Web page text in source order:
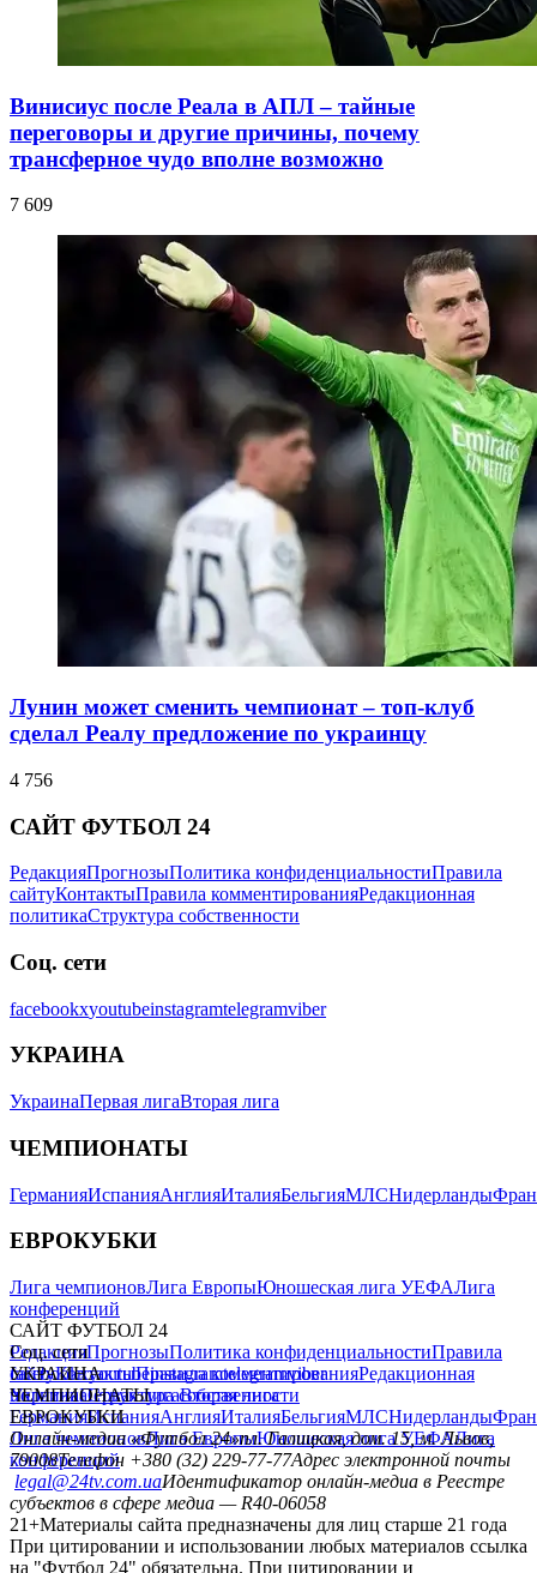
Винисиус после Реала в АПЛ – тайные
переговоры и другие причины, почему
трансферное чудо вполне возможно
7 609
Лунин может сменить чемпионат – топ-клуб
сделал Реалу предложение по украинцу
4 756
САЙТ ФУТБОЛ 24
РедакцияПрогнозыПолитика конфиденциальностиПравила
сайтуКонтактыПравила комментированияРедакционная
политикаСтруктура собственности
Соц. сети
facebookxyoutubeinstagramtelegramviber
УКРАИНА
УкраинаПервая лигаВторая лига
ЧЕМПИОНАТЫ
ГерманияИспанияАнглияИталияБельгияМЛСНидерланды
ЕВРОКУБКИ
Лига чемпионовЛига ЕвропыЮношеская лига УЕФАЛига
конференций
САЙТ ФУТБОЛ 24
РедакцияПрогнозыПолитика конфиденциальностиПравила
сайтуКонтактыПравила комментированияРедакционная
политикаСтруктура собственности
Соц. сети
facebookxyoutubeinstagramtelegramviber
УКРАИНА
УкраинаПервая лигаВторая лига
ЧЕМПИОНАТЫ
ГерманияИспанияАнглияИталияБельгияМЛСНидерланды
ЕВРОКУБКИ
Лига чемпионовЛига ЕвропыЮношеская лига УЕФАЛига
конференций
Онлайн-медиа «Футбол 24»пл. Галицкая, дом. 15, м. Львов,
79008Телефон +380 (32) 229-77-77Адрес электронной почты
legal@24tv.com.uaИдентификатор онлайн-медиа в Реестре
субъектов в сфере медиа — R40-06058
21+Материалы сайта предназначены для лиц старше 21 года
При цитировании и использовании любых материалов ссылка
на "Футбол 24" обязательна. При цитировании и